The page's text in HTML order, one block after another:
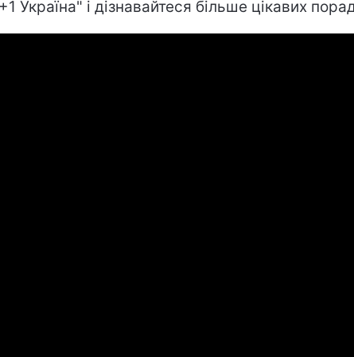
Україна" і дізнавайтеся більше цікавих